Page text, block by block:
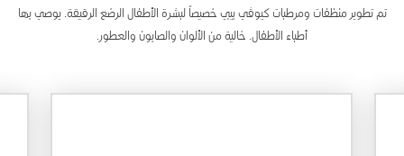
تم تطوير منظفات ومرطبات كيوڤي بيبي خصيصاً لبشرة الأطفال الرضع الرقيقة. يوصي بها
أطباء الأطفال. خالية من الألوان والصابون والعطور.